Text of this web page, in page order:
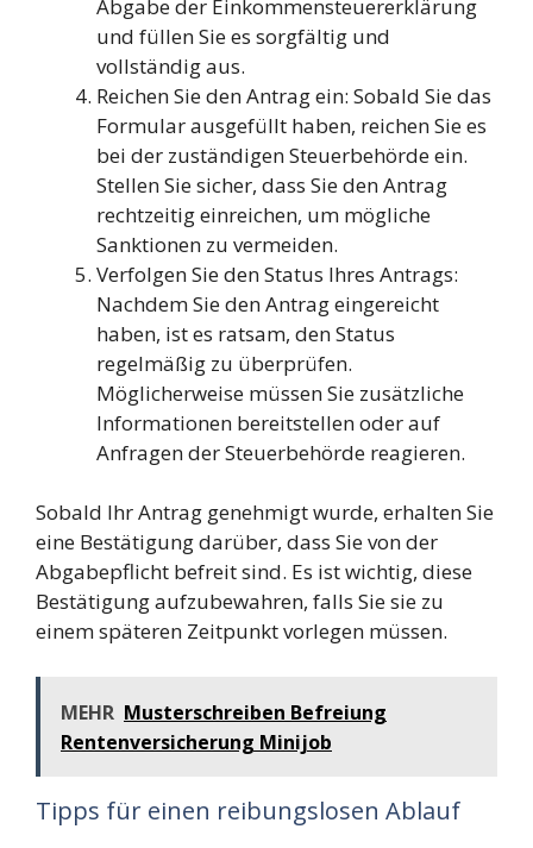
Abgabe der Einkommensteuererklärung
und füllen Sie es sorgfältig und
vollständig aus.
Reichen Sie den Antrag ein: Sobald Sie das
Formular ausgefüllt haben, reichen Sie es
bei der zuständigen Steuerbehörde ein.
Stellen Sie sicher, dass Sie den Antrag
rechtzeitig einreichen, um mögliche
Sanktionen zu vermeiden.
Verfolgen Sie den Status Ihres Antrags:
Nachdem Sie den Antrag eingereicht
haben, ist es ratsam, den Status
regelmäßig zu überprüfen.
Möglicherweise müssen Sie zusätzliche
Informationen bereitstellen oder auf
Anfragen der Steuerbehörde reagieren.
Sobald Ihr Antrag genehmigt wurde, erhalten Sie
eine Bestätigung darüber, dass Sie von der
Abgabepflicht befreit sind. Es ist wichtig, diese
Bestätigung aufzubewahren, falls Sie sie zu
einem späteren Zeitpunkt vorlegen müssen.
MEHR Musterschreiben Befreiung
Rentenversicherung Minijob
Tipps für einen reibungslosen Ablauf